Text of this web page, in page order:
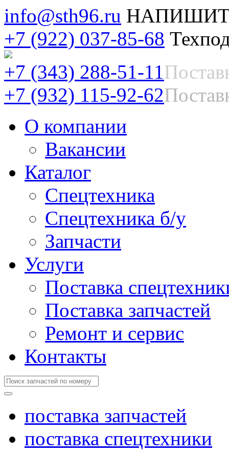
info@sth96.ru
+7 (922) 037-85-68
+7 (343) 288-51-11
+7 (932) 115-92-62
О компании
Вакансии
Каталог
Спецтехника
Спецтехника б/у
Запчасти
Услуги
Поставка
Поставка запчастей
Ремонт и сервис
Контакты
поставка запчастей
поставка спецтехники